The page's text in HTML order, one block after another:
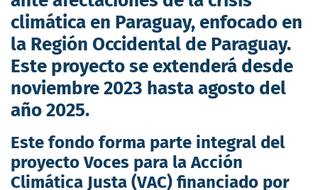
climática en Paraguay, enfocado en
la Región Occidental de Paraguay.
Este proyecto se extenderá desde
noviembre 2023 hasta agosto del
año 2025.
Este fondo forma parte integral del
proyecto Voces para la Acción
Climática Justa (VAC) financiado por